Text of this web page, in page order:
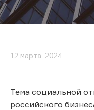
12 марта, 2024
Тема социальной
российского